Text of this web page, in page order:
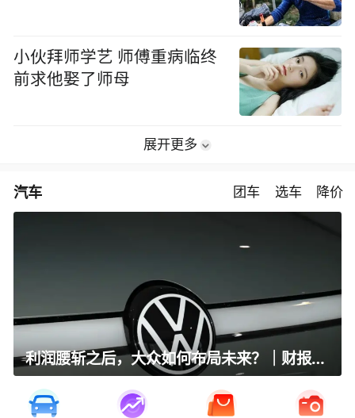
小伙拜师学艺 师傅重病临终
前求他娶了师母
展开更多
汽车 团车 选车 降价
利润腰斩之后，大众如何布局未来？｜财报全视角